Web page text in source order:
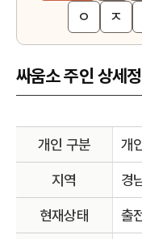
ㅇ
ㅈ
싸움소 주인 상세
개인 구분
개
지역 경
현재상태 출